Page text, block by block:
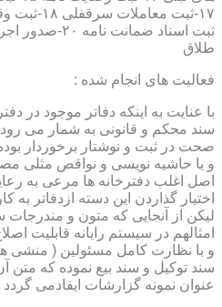
طلاق
فعالیت های انجام شده :
با عنایت به اینکه دفاتر موجود در
سند محکم و قانونی به شمار می
صحت در ثبت و نوشتار برخوردار
و یا حاشیه نویسی و نواقص مثلی
اصل اغلب دفترخانه ها مرعی به
اختیار گذاردن این دسته ازدفاتر به
لیکن از آنجایی که متون و مندرجات
امثالهم در سیستم رایانه قابلیت
و با نظارت کامل مسئولین ( منشی
سند توکیل و سند بیع نموده که
عنوان نمونه گزارشات ایفادمی گردد